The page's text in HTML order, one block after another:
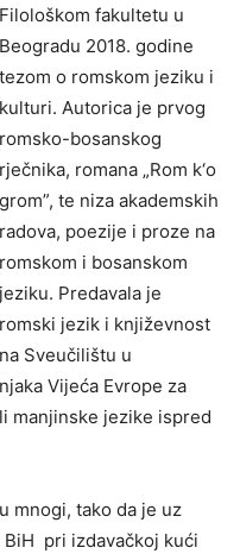
Filološkom fakultetu u
Beogradu 2018. godine
tezom o romskom jeziku i
kulturi. Autorica je prvog
romsko-bosanskog
rječnika, romana „Rom k‘o
grom”, te niza akademskih
radova, poezije i proze na
romskom i bosanskom
jeziku. Predavala je
romski jezik i književnost
na Sveučilištu u
Vijeća Evrope za
manjinske jezike ispred
mnogi, tako da je uz
pri izdavačkoj kući